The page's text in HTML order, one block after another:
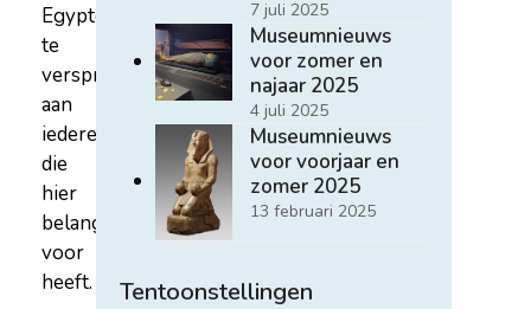
7 juli 2025
Museumnieuws
voor zomer en
najaar 2025
4 juli 2025
Museumnieuws
voor voorjaar en
zomer 2025
13 februari 2025
Tentoonstellingen
Egypte
te
verspreiden
aan
iedereen
die
hier
belangstelling
voor
heeft.